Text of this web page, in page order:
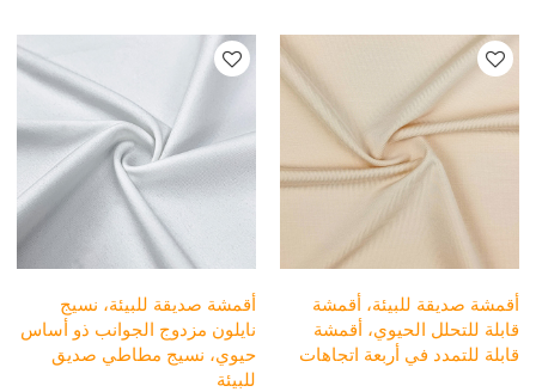
أقمشة صديقة للبيئة، أقمشة
قابلة للتحلل الحيوي، أقمشة
قابلة للتمدد في أربعة اتجاهات
أقمشة صديقة للبيئة، نسيج
نايلون مزدوج الجوانب ذو أساس
حيوي، نسيج مطاطي صديق
للبيئة